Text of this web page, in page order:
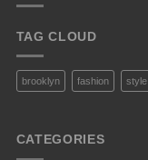
TAG CLOUD
brooklyn fashion style
CATEGORIES